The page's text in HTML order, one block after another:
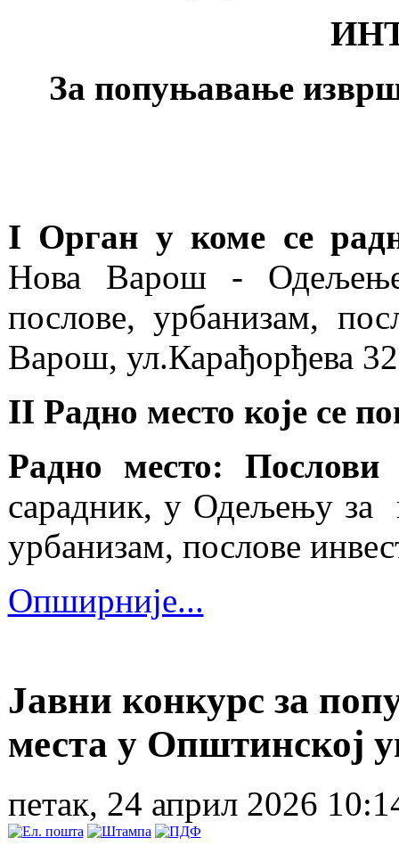
За попуњавање
I Орган у коме се
Нова Варош -
послове, урбанизам,
Варош, ул.Карађорђева
II Радно место које се
Радно место:
сарадник, у Одељењу за
урбанизам, послове
Опширније...
Јавни конкурс за
места у Општинској
петак, 24 април 2026